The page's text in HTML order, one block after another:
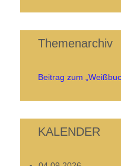
Themenarchiv
Beitrag zum
KALENDER